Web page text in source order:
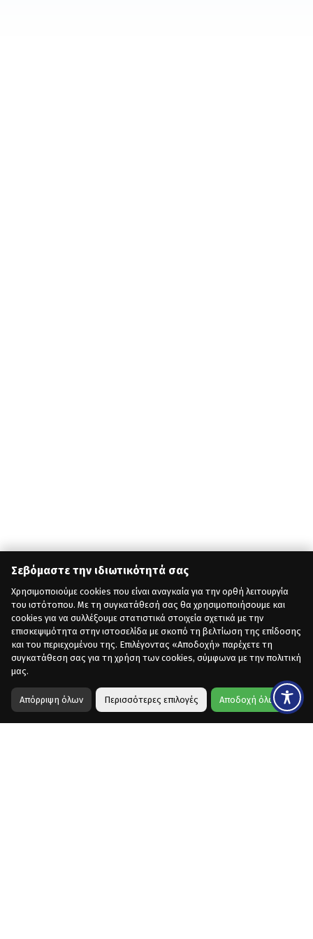
Σεβόμαστε την ιδιωτικότητά σας
Χρησιμοποιούμε cookies που είναι αναγκαία για την ορθή λειτουργία
του ιστότοπου. Με τη συγκατάθεσή σας θα χρησιμοποιήσουμε και
cookies για να συλλέξουμε στατιστικά στοιχεία σχετικά με την
επισκεψιμότητα στην ιστοσελίδα με σκοπό τη βελτίωση της επίδοσης
και του περιεχομένου της. Επιλέγοντας «Αποδοχή» παρέχετε τη
συγκατάθεση σας για τη χρήση των cookies, σύμφωνα με την πολιτική
μας.
Απόρριψη όλων Περισσότερες επιλογές Αποδοχή όλων